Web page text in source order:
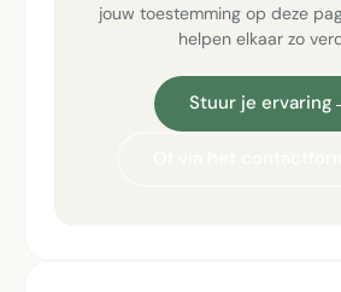
jouw toestemming op deze
helpen elkaar zo
Stuur je ervaring